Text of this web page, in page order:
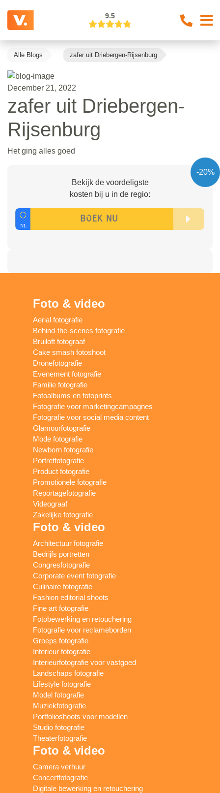
9.5
Alle Blogs zafer uit Driebergen-Rijsenburg
December 21, 2022
zafer uit Driebergen-
Rijsenburg
Het ging alles goed
-20%
Bekijk de voordeligste
kosten bij u in de regio:
Foto & video
Aerial fotografie
Behind-the-scenes fotografie
Bruiloft fotograaf
Cake smash fotoshoot
Dronefotografie
Evenement fotografie
Familie fotografie
Fotoalbums en fotoprints
Fotografie voor marketingcampagnes
Fotografie voor social media content
Glamourfotografie
Mode fotografie
Newborn fotografie
Portretfotografie
Product fotografie
Promotionele fotografie
Reportagefotografie
Videograaf
Zakelijke fotografie
Foto & video
Architectuur fotografie
Bedrijfs portretten
Congresfotografie
Corporate event fotografie
Culinaire fotografie
Fashion editorial shoots
Fine art fotografie
Fotobewerking en retouchering
Fotografie voor reclameborden
Groeps fotografie
Interieur fotografie
Interieurfotografie voor vastgoed
Landschaps fotografie
Lifestyle fotografie
Model fotografie
Muziekfotografie
Portfolioshoots voor modellen
Studio fotografie
Theaterfotografie
Foto & video
Camera verhuur
Concertfotografie
Digitale bewerking en retouchering